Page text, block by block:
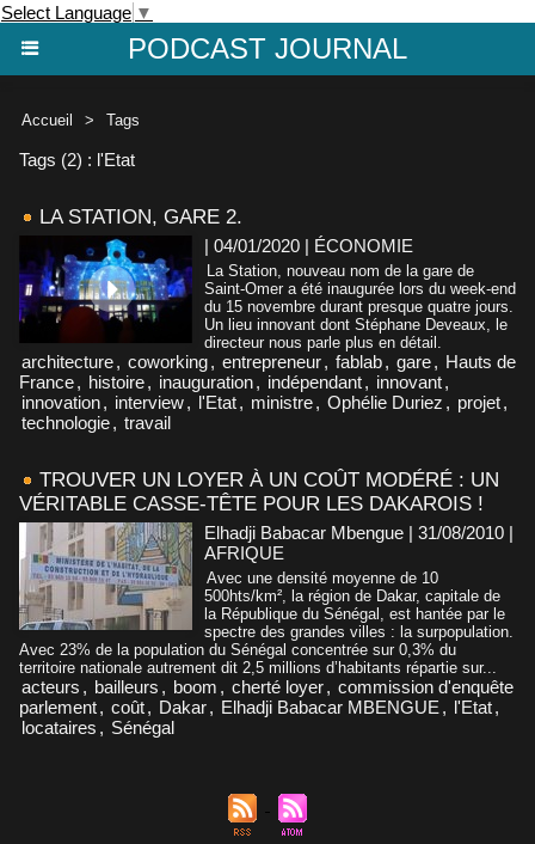
Select Language ▼
PODCAST JOURNAL
Accueil > Tags
Tags (2) : l'Etat
LA STATION, GARE 2.
| 04/01/2020 | ÉCONOMIE
La Station, nouveau nom de la gare de
Saint-Omer a été inaugurée lors du week-end
du 15 novembre durant presque quatre jours.
Un lieu innovant dont Stéphane Deveaux, le
directeur nous parle plus en détail.
architecture, coworking, entrepreneur, fablab, gare, Hauts de
France, histoire, inauguration, indépendant, innovant,
innovation, interview, l'Etat, ministre, Ophélie Duriez , projet,
technologie, travail
TROUVER UN LOYER À UN COÛT MODÉRÉ : UN
VÉRITABLE CASSE-TÊTE POUR LES DAKAROIS !
Elhadji Babacar Mbengue | 31/08/2010 |
AFRIQUE
Avec une densité moyenne de 10
500hts/km², la région de Dakar, capitale de
la République du Sénégal, est hantée par le
spectre des grandes villes : la surpopulation.
Avec 23% de la population du Sénégal concentrée sur 0,3% du
territoire nationale autrement dit 2,5 millions d’habitants répartie sur...
acteurs , bailleurs , boom , cherté loyer, commission d'enquête
parlement, coût, Dakar, Elhadji Babacar MBENGUE , l'Etat,
locataires , Sénégal